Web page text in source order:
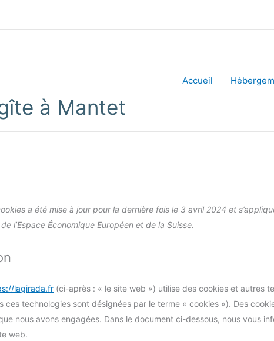
à Mantet
Accueil
a été mise à jour pour la dernière fois le 3 avril 2024 et
l’Espace Économique Européen et de la Suisse.
lagirada.fr (ci-après : « le site web ») utilise des cookies et autres
ces technologies sont désignées par le terme « cookies »). Des
nous avons engagées. Dans le document ci-dessous, nous vous
web.